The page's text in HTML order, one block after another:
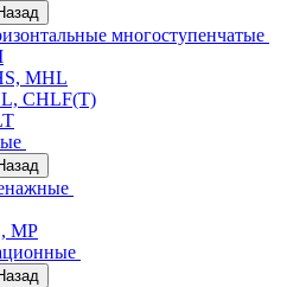
многоступенчатые
MHL
CHLF(T)
MP